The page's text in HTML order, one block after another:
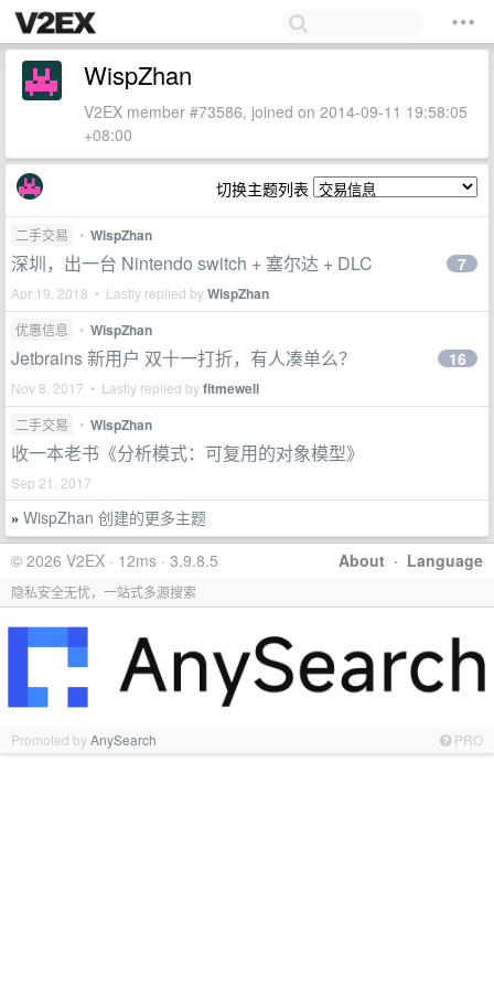
WispZhan
V2EX member #73586, joined on 2014-09-11 19:58:05
+08:00
切换主题列表
二手交易 • WispZhan
深圳，出一台 Nintendo switch + 塞尔达 + DLC
Apr 19, 2018 • Lastly replied byWispZhan
7
优惠信息 • WispZhan
Jetbrains 新用户 双十一打折，有人凑单么？
Nov 8, 2017 • Lastly replied byfitmewell
16
二手交易 • WispZhan
收一本老书《分析模式：可复用的对象模型》
Sep 21, 2017
» WispZhan 创建的更多主题
About · Language
© 2026 V2EX · 12ms · 3.9.8.5
隐私安全无忧，一站式多源搜索
Promoted byAnySearch PRO